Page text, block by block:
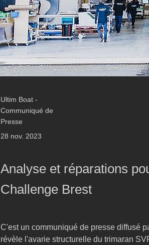
Ultim Boat -
Communiqué de
Presse
28 nov. 2023
Analyse et réparations
Challenge Brest
C'est un communiqué de presse diffusé
révèle l'avarie structurelle du trimaran